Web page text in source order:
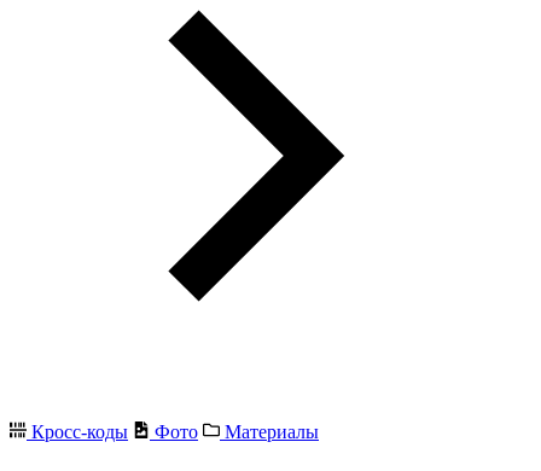
Кросс-коды Фото Материалы